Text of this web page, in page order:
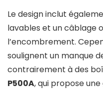
Le design inclut
lavables et un câblage
l’encombrement.
soulignent un manque
contrairement à des
P500A, qui propose